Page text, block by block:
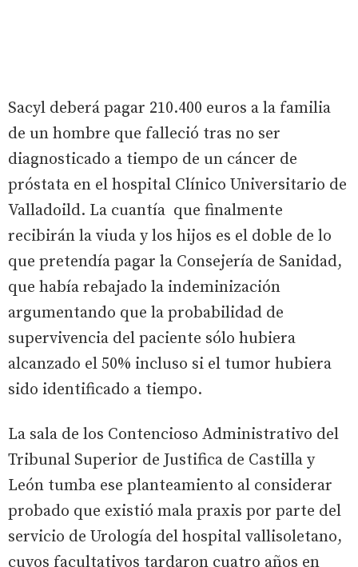
Sacyl deberá pagar 210.400 euros a la familia
de un hombre que falleció tras no ser
diagnosticado a tiempo de un cáncer de
próstata en el hospital Clínico Universitario de
Valladoild. La cuantía que finalmente
recibirán la viuda y los hijos es el doble de lo
que pretendía pagar la Consejería de Sanidad,
que había rebajado la indeminización
argumentando que la probabilidad de
supervivencia del paciente sólo hubiera
alcanzado el 50% incluso si el tumor hubiera
sido identificado a tiempo.
La sala de los Contencioso Administrativo del
Tribunal Superior de Justifica de Castilla y
León tumba ese planteamiento al considerar
probado que existió mala praxis por parte del
servicio de Urología del hospital vallisoletano,
cuyos facultativos tardaron cuatro años en